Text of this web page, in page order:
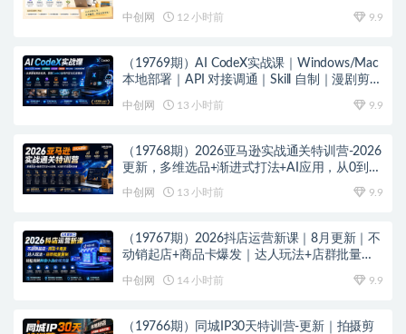
中创网 12 小时前 9.9
（19769期）AI CodeX实战课｜Windows/Mac
本地部署｜API 对接调通｜Skill 自制｜漫剧剪辑
中创网 13 小时前 9.9
（19768期）2026亚马逊实战通关特训营-2026
更新，多维选品+渐进式打法+AI应用，从0到1
中创网 13 小时前 9.9
（19767期）2026抖店运营新课｜8月更新｜不
动销起店+商品卡爆发｜达人玩法+店群批量复
中创网 14 小时前 9.9
（19766期）同城IP30天特训营-更新｜拍摄剪